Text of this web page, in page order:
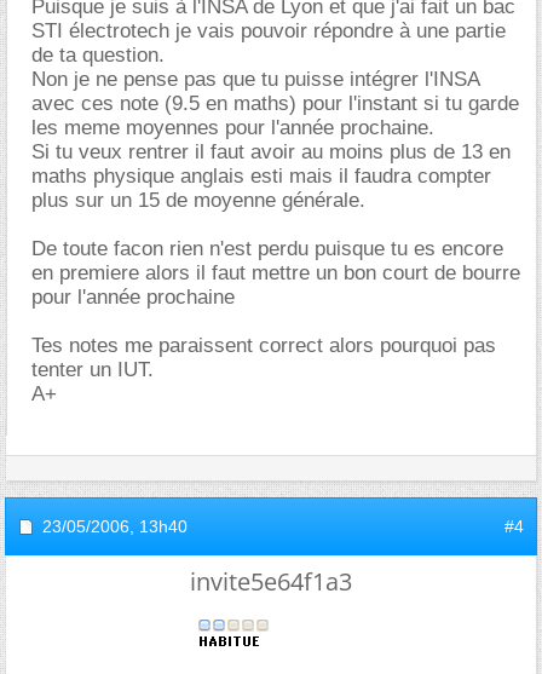
Puisque je suis à l'INSA de Lyon et que j'ai fait un bac
STI électrotech je vais pouvoir répondre à une partie
de ta question.
Non je ne pense pas que tu puisse intégrer l'INSA
avec ces note (9.5 en maths) pour l'instant si tu garde
les meme moyennes pour l'année prochaine.
Si tu veux rentrer il faut avoir au moins plus de 13 en
maths physique anglais esti mais il faudra compter
plus sur un 15 de moyenne générale.
De toute facon rien n'est perdu puisque tu es encore
en premiere alors il faut mettre un bon court de bourre
pour l'année prochaine
Tes notes me paraissent correct alors pourquoi pas
tenter un IUT.
A+
23/05/2006, 13h40 #4
invite5e64f1a3